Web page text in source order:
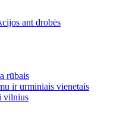
ant drobės
rūbais
ir urminiais vienetais
vilnius